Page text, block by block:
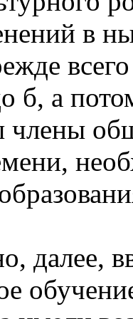
в
б, а
члены
далее,